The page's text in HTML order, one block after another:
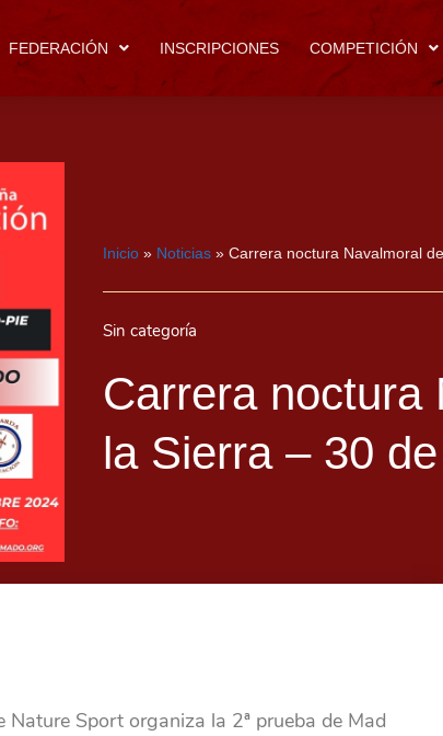
FEDERACIÓN INSCRIPCIONES COMPETICIÓN
Inicio » Noticias » Carrera noctura Navalmoral
Sin categoría
Carrera noctura
la Sierra – 30
Nature Sport organiza la 2ª prueba de Mad